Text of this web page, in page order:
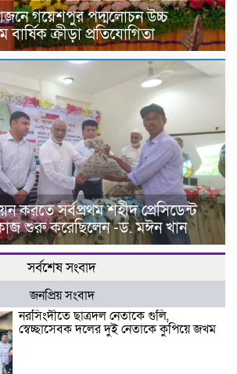
গয়েশপুর পদ্মলোচন উচ্চ
ক্রীড়া প্রতিযোগিতা
করতে সর্বপ্রথম শহীদ প্রেসিডেন্ট
শুরু করেছিলেন -ড. মঈন খান
সর্বশেষ সংবাদ
জনপ্রিয় সংবাদ
নরসিংদীতে ছাত্রদল নেতাকে গুলি,
স্বেচ্ছাসেবক দলের দুই নেতাকে কুপিয়ে জখম